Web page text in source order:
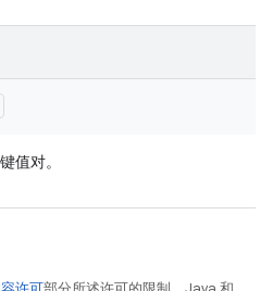
值对。